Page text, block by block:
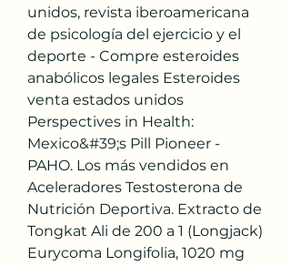
unidos, revista iberoamericana
de psicología del ejercicio y el
deporte - Compre esteroides
anabólicos legales Esteroides
venta estados unidos
Perspectives in Health:
Mexico&#39;s Pill Pioneer -
PAHO. Los más vendidos en
Aceleradores Testosterona de
Nutrición Deportiva. Extracto de
Tongkat Ali de 200 a 1 (Longjack)
Eurycoma Longifolia, 1020 mg